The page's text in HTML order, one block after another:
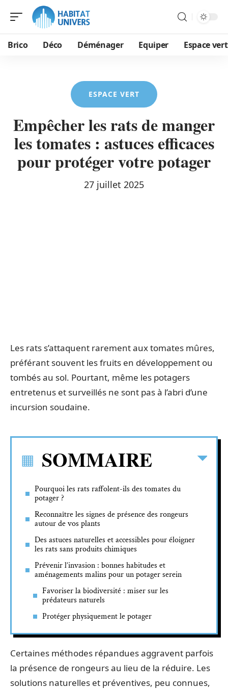
Brico Déco Déménager Equiper Espace vert
ESPACE VERT
Empêcher les rats de manger
les tomates : astuces efficaces
pour protéger votre potager
27 juillet 2025
Les rats s’attaquent rarement aux tomates mûres,
préférant souvent les fruits en développement ou
tombés au sol. Pourtant, même les potagers
entretenus et surveillés ne sont pas à l’abri d’une
incursion soudaine.
SOMMAIRE
Pourquoi les rats raffolent-ils des tomates du
potager ?
Reconnaître les signes de présence des rongeurs
autour de vos plants
Des astuces naturelles et accessibles pour éloigner
les rats sans produits chimiques
Prévenir l’invasion : bonnes habitudes et
aménagements malins pour un potager serein
Favoriser la biodiversité : miser sur les
prédateurs naturels
Protéger physiquement le potager
Certaines méthodes répandues aggravent parfois
la présence de rongeurs au lieu de la réduire. Les
solutions naturelles et préventives, peu connues,